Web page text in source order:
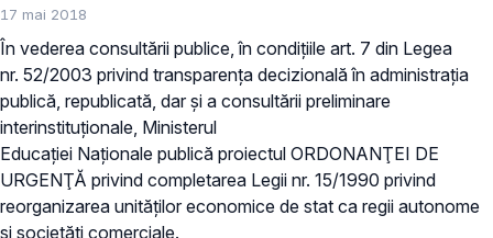
17 mai 2018
În vederea consultării publice, în condițiile art. 7 din Legea
nr. 52/2003 privind transparența decizională în administrația
publică, republicată, dar și a consultării preliminare
interinstituționale, Ministerul
Educației Naționale publică proiectul ORDONANŢEI DE
URGENŢĂ privind completarea Legii nr. 15/1990 privind
reorganizarea unităţilor economice de stat ca regii autonome
şi societăţi comerciale.